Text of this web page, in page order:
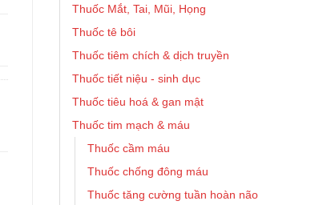
Thuốc Mắt, Tai, Mũi, Họng
Thuốc tê bôi
Thuốc tiêm chích & dịch truyền
Thuốc tiết niệu - sinh dục
Thuốc tiêu hoá & gan mật
Thuốc tim mạch & máu
Thuốc cầm máu
Thuốc chống đông máu
Thuốc tăng cường tuần hoàn não